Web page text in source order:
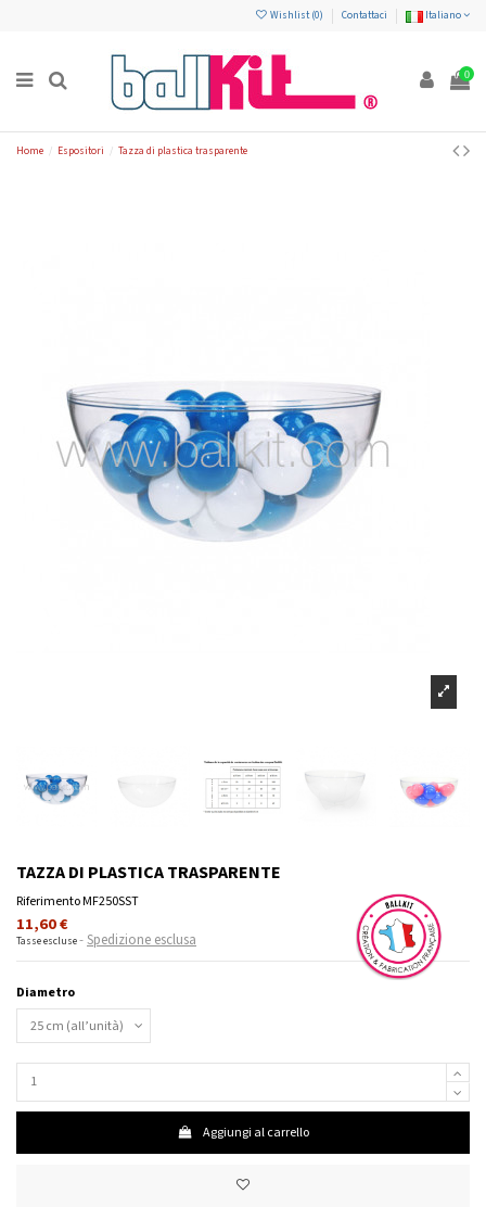
Wishlist (0) Contattaci Italiano
0
Home Espositori Tazza di plastica trasparente
TAZZA DI PLASTICA TRASPARENTE
RiferimentoMF250SST
11,60 €
Tasse escluse Spedizione esclusa
Diametro
Aggiungi al carrello